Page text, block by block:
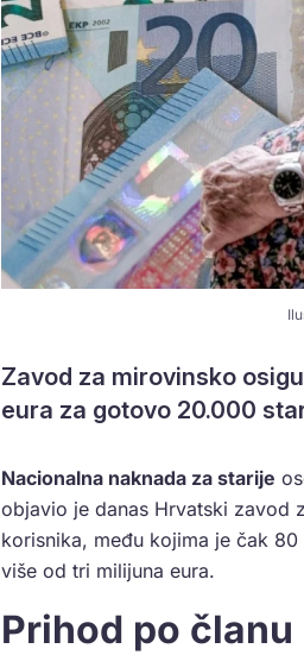
Zavod za mirovinsko
eura za gotovo 20.000
Nacionalna naknada za starije
objavio je danas Hrvatski zavod
korisnika, među kojima je čak
više od tri milijuna eura.
Prihod po